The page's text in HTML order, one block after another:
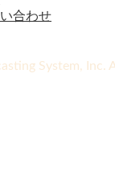
合わせ
System, Inc.